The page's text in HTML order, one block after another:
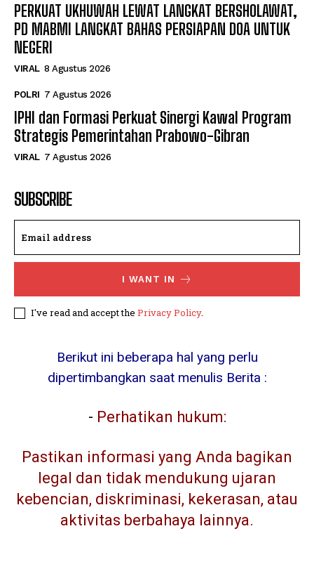
PERKUAT UKHUWAH LEWAT LANGKAT BERSHOLAWAT,
PD MABMI LANGKAT BAHAS PERSIAPAN DOA UNTUK
NEGERI
VIRAL 8 Agustus 2026
POLRI 7 Agustus 2026
IPHI dan Formasi Perkuat Sinergi Kawal Program
Strategis Pemerintahan Prabowo-Gibran
VIRAL 7 Agustus 2026
SUBSCRIBE
I WANT IN
I've read and accept the Privacy Policy.
Berikut ini beberapa hal yang perlu
dipertimbangkan saat menulis Berita :
- Perhatikan hukum:
Pastikan informasi yang Anda bagikan
legal dan tidak mendukung ujaran
kebencian, diskriminasi, kekerasan, atau
aktivitas berbahaya lainnya.